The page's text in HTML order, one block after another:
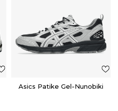
Asics Patike Gel-Nunobiki